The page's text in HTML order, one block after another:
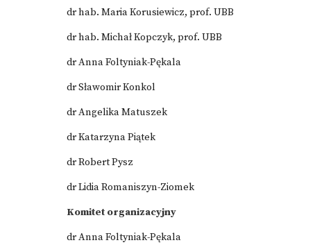
dr hab. Maria Korusiewicz, prof. UBB
dr hab. Michał Kopczyk, prof. UBB
dr Anna Foltyniak-Pękala
dr Sławomir Konkol
dr Angelika Matuszek
dr Katarzyna Piątek
dr Robert Pysz
dr Lidia Romaniszyn-Ziomek
Komitet organizacyjny
dr Anna Foltyniak-Pękala